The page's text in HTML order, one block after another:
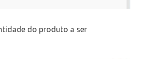
do produto a ser